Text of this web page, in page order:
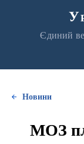
Єдиний
Новини
МОЗ